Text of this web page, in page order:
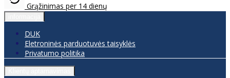
Grąžinimas per 14 dienų
DUK
Eletroninės parduotuvės taisyklės
Privatumo politika